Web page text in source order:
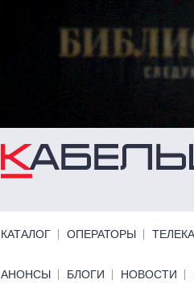
КАТАЛОГ ОПЕРАТОРЫ
Primary links bottom
АНОНСЫ БЛОГИ НОВОСТИ